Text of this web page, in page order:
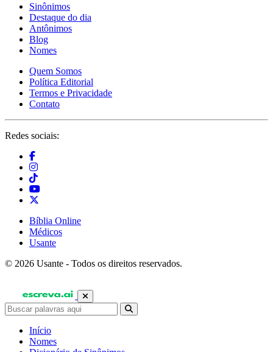
Sinônimos
Destaque do dia
Antônimos
Blog
Nomes
Quem Somos
Política Editorial
Termos e Privacidade
Contato
Redes sociais:
Bíblia Online
Médicos
Usante
© 2026 Usante - Todos os direitos reservados.
Início
Nomes